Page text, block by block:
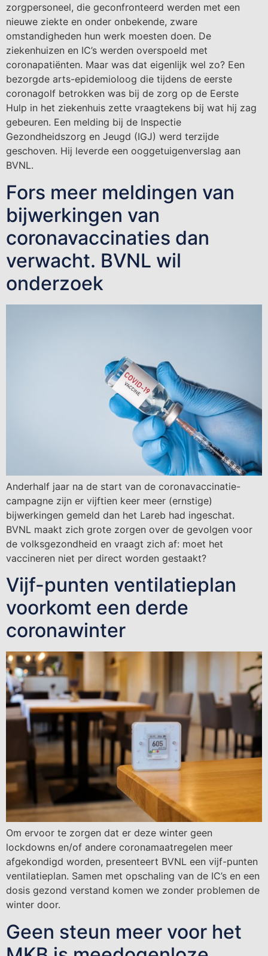
zorgpersoneel, die geconfronteerd werden met een
nieuwe ziekte en onder onbekende, zware
omstandigheden hun werk moesten doen. De
ziekenhuizen en IC’s werden overspoeld met
coronapatiënten. Maar was dat eigenlijk wel zo? Een
bezorgde arts-epidemioloog die tijdens de eerste
coronagolf betrokken was bij de zorg op de Eerste
Hulp in het ziekenhuis zette vraagtekens bij wat hij zag
gebeuren. Een melding bij de Inspectie
Gezondheidszorg en Jeugd (IGJ) werd terzijde
geschoven. Hij leverde een ooggetuigenverslag aan
BVNL.
Fors meer meldingen van
bijwerkingen van
coronavaccinaties dan
verwacht. BVNL wil
onderzoek
Anderhalf jaar na de start van de coronavaccinatie-
campagne zijn er vijftien keer meer (ernstige)
bijwerkingen gemeld dan het Lareb had ingeschat.
BVNL maakt zich grote zorgen over de gevolgen voor
de volksgezondheid en vraagt zich af: moet het
vaccineren niet per direct worden gestaakt?
Vijf-punten ventilatieplan
voorkomt een derde
coronawinter
Om ervoor te zorgen dat er deze winter geen
lockdowns en/of andere coronamaatregelen meer
afgekondigd worden, presenteert BVNL een vijf-punten
ventilatieplan. Samen met opschaling van de IC’s en een
dosis gezond verstand komen we zonder problemen de
winter door.
Geen steun meer voor het